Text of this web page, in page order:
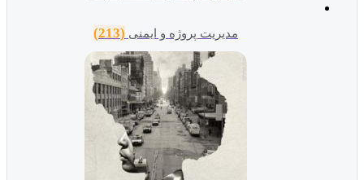
مدیریت پروژه و ایمنی (213)